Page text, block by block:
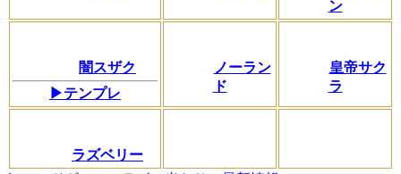
ン
闇スザク
▶テンプレ
ノーラン
ド
皇帝サク
ラ
ラズベリー